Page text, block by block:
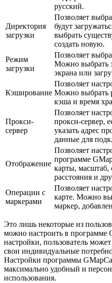
русский.
Директория
загрузки
Позволяет
будут
выбрать
создать новую.
Режим
загрузки
Позволяет
Можно выбрать
экрана или
Кэширование
Позволяет
Можно выбрать
кэша и время
Прокси-
сервер
Позволяет
прокси-сервер,
указать адрес
данные для
Отображение
Позволяет
программе
карты,
расстояния и
Операции с
маркерами
Позволяет
карте. Можно
маркер,
Это лишь некоторые из
можно настроить в программе
настройки, пользователь
свои индивидуальные
Настройки программы
максимально удобный и
использования.